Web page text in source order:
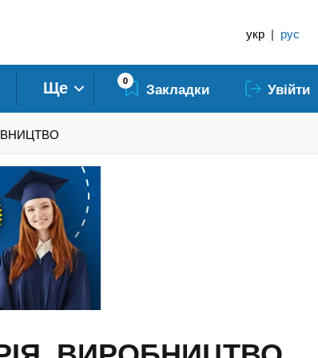
укр | рус
Ще 0 Закладки Увійти